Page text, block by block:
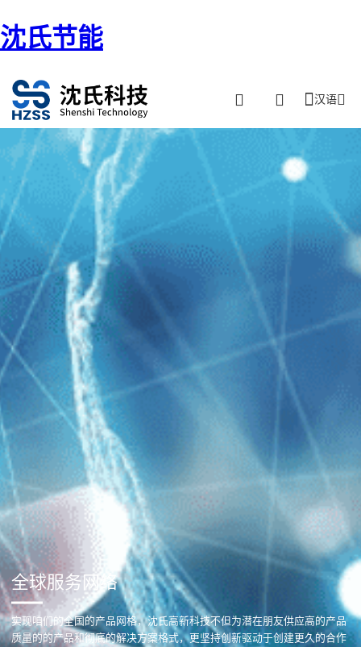
沈氏节能
汉语
全球服务网络
实现咱们的全国的产品网格，沈氏高新科技不但为潜在朋友供应高的产品
质量的的产品和彻底的解决方案格式，更坚持创新驱动于创建更久的合作